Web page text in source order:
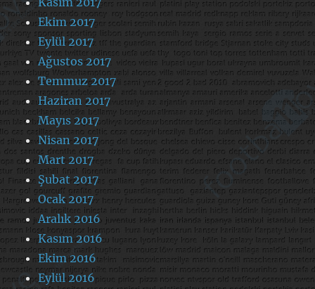
Ekim 2017
Eylül 2017
Ağustos 2017
Temmuz 2017
Haziran 2017
Mayıs 2017
Nisan 2017
Mart 2017
Şubat 2017
Ocak 2017
Aralık 2016
Kasım 2016
Ekim 2016
Eylül 2016